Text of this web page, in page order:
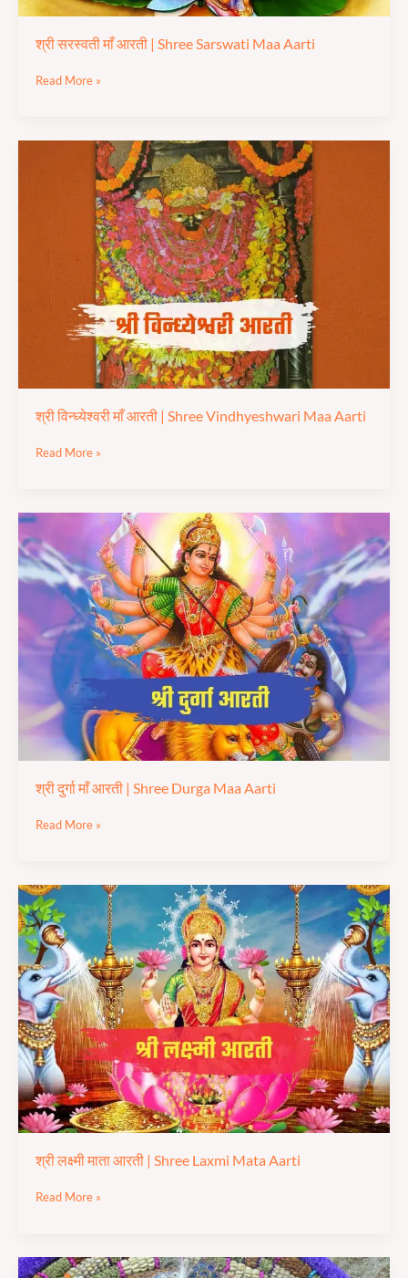
श्री सरस्वती माँ आरती | Shree Sarswati Maa Aarti
Read More »
श्री विन्ध्येश्वरी माँ आरती | Shree Vindhyeshwari Maa Aarti
Vindhyeshwari
Read More »
श्री दुर्गा माँ आरती | Shree Durga Maa Aarti
श्री
दुर्गा
माँ
आरती
Shree
Durga
Maa
Aarti
Read More »
श्री लक्ष्मी माता आरती | Shree Laxmi Mata Aarti
श्री
लक्ष्मी
माता
आरती
|
Shree
Laxmi
Mata
Aarti
Read More »
श्री